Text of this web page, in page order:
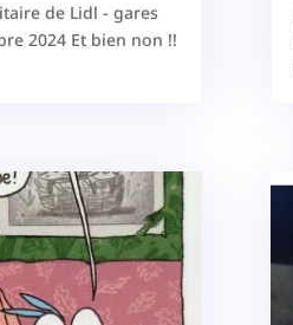
de Lidl - gares
2024 Et bien non !!